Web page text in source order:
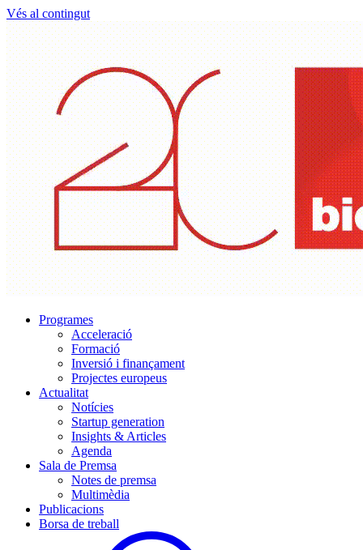
Vés al contingut
Programes
Acceleració
Formació
Inversió i finançament
Projectes europeus
Actualitat
Notícies
Startup generation
Insights & Articles
Agenda
Sala de Premsa
Notes de premsa
Multimèdia
Publicacions
Borsa de treball